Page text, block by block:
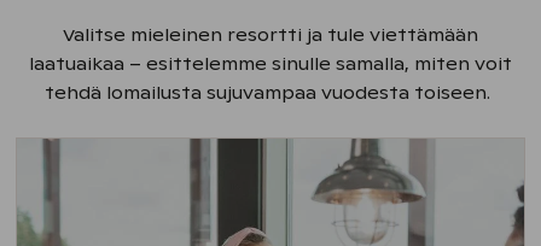
Valitse mieleinen resortti ja tule viettämään
laatuaikaa – esittelemme sinulle samalla, miten voit
tehdä lomailusta sujuvampaa vuodesta toiseen.